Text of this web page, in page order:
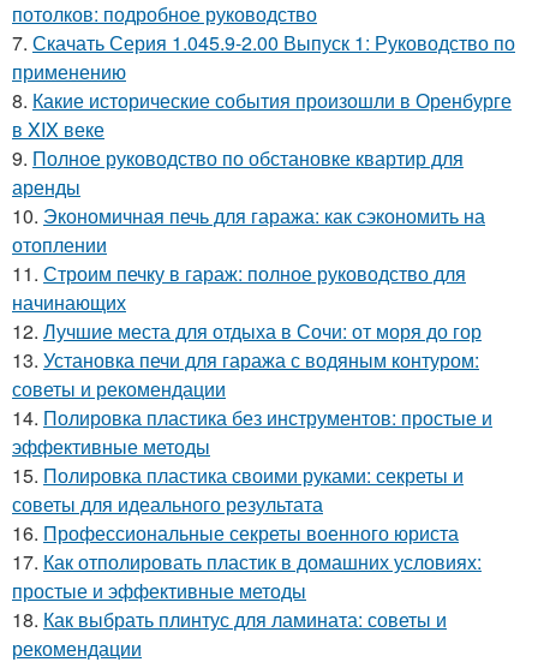
потолков: подробное руководство
7. Скачать Серия 1.045.9-2.00 Выпуск 1: Руководство по
применению
8. Какие исторические события произошли в Оренбурге
в XIX веке
9. Полное руководство по обстановке квартир для
аренды
10. Экономичная печь для гаража: как сэкономить на
отоплении
11. Строим печку в гараж: полное руководство для
начинающих
12. Лучшие места для отдыха в Сочи: от моря до гор
13. Установка печи для гаража с водяным контуром:
советы и рекомендации
14. Полировка пластика без инструментов: простые и
эффективные методы
15. Полировка пластика своими руками: секреты и
советы для идеального результата
16. Профессиональные секреты военного юриста
17. Как отполировать пластик в домашних условиях:
простые и эффективные методы
18. Как выбрать плинтус для ламината: советы и
рекомендации